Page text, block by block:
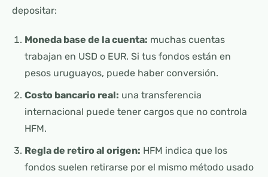
depositar:
Moneda base de la cuenta: muchas cuentas
trabajan en USD o EUR. Si tus fondos están en
pesos uruguayos, puede haber conversión.
Costo bancario real: una transferencia
internacional puede tener cargos que no controla
HFM.
Regla de retiro al origen: HFM indica que los
fondos suelen retirarse por el mismo método usado